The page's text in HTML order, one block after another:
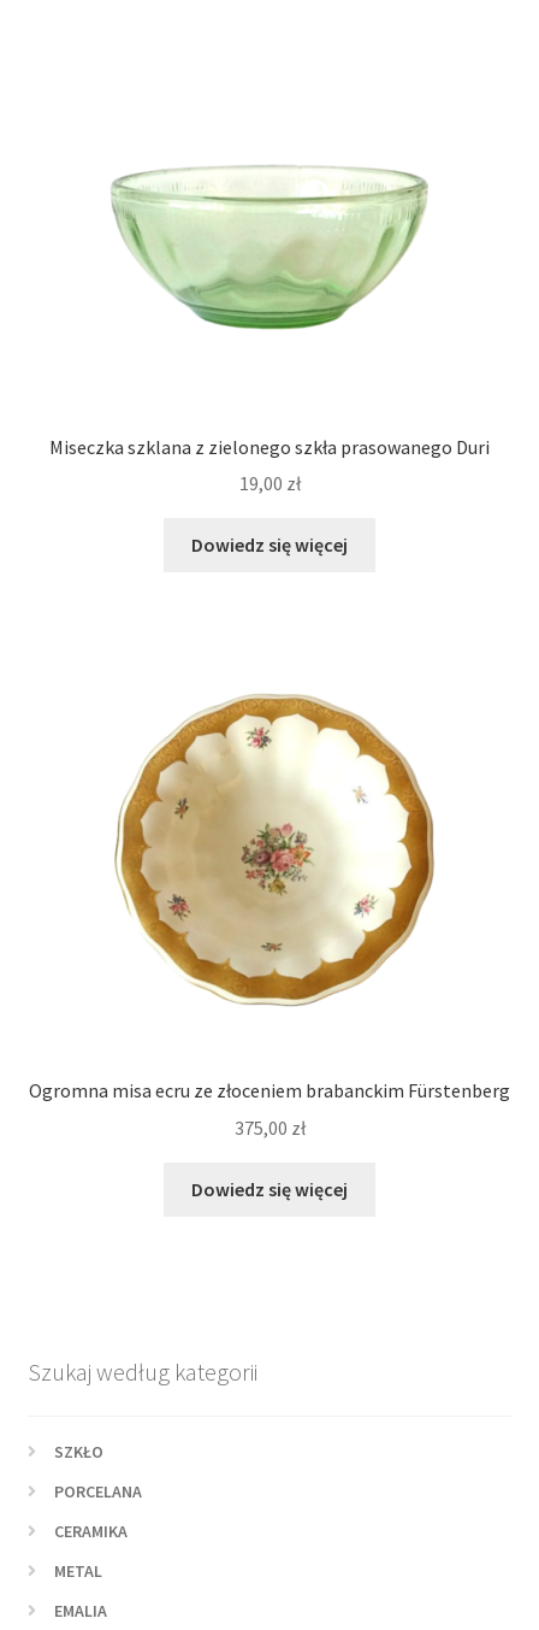
Miseczka szklana z zielonego szkła prasowanego Duri
19,00 zł
Dowiedz się więcej
Ogromna misa ecru ze złoceniem brabanckim Fürstenberg
375,00 zł
Dowiedz się więcej
Szukaj według kategorii
SZKŁO
PORCELANA
CERAMIKA
METAL
EMALIA